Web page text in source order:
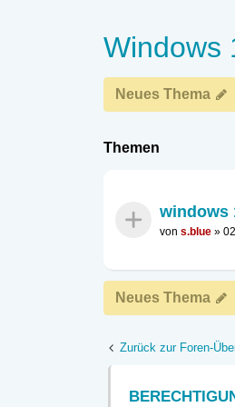
Windows
Neues Thema
Themen
windows
von s.blue »
Neues Thema
Zurück zur Foren-